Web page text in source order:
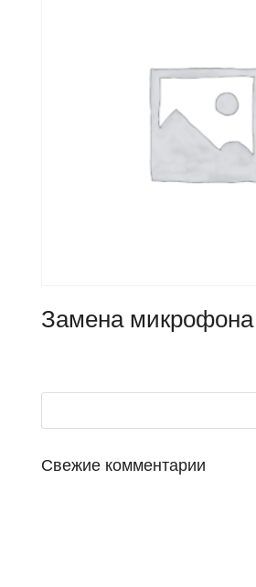
Замена микрофона
Свежие комментарии